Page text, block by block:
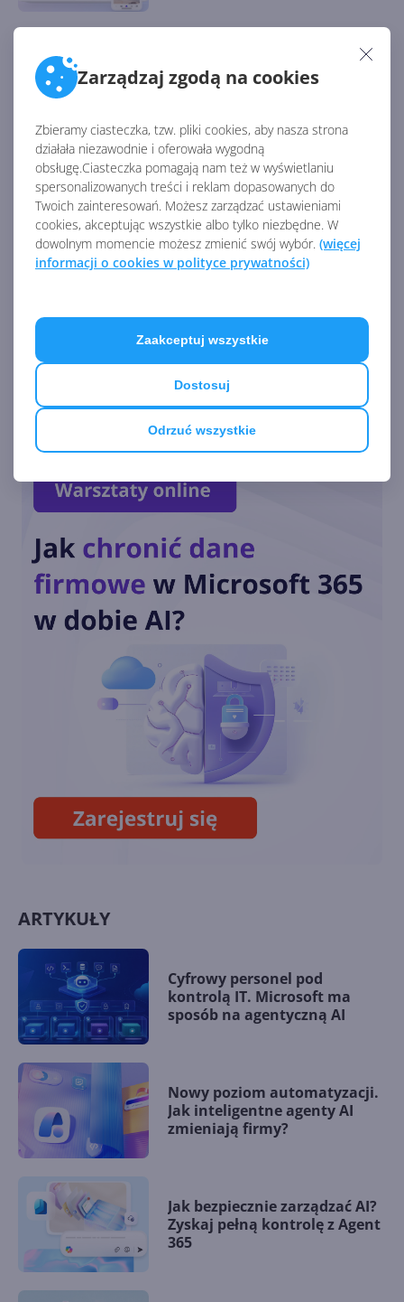
Zarządzaj zgodą na cookies
Zbieramy ciasteczka, tzw. pliki cookies, aby nasza strona
działała niezawodnie i oferowała wygodną
obsługę.Ciasteczka pomagają nam też w wyświetlaniu
spersonalizowanych treści i reklam dopasowanych do
Twoich zainteresowań. Możesz zarządzać ustawieniami
cookies, akceptując wszystkie albo tylko niezbędne. W
dowolnym momencie możesz zmienić swój wybór. (więcej
informacji o cookies w polityce prywatności)
Odrzuć wszystkie
Dostosuj
Zaakceptuj wszystkie
przywraca komentarze na
Microsoft udostępnia
powierzchnię reklamową
klientom Verizon Media
dziennikarstwo
Koniec komentarzy na MSN
Wiadomości. Microsoft szuka
lepszego systemu
platformy iOS i Android
Twitterem
Bing Finanse wkrótce jako
część marki MSN
ARTYKUŁY
Cyfrowy personel pod
kontrolą IT. Microsoft ma
sposób na agentyczną AI
Nowy poziom automatyzacji.
Jak inteligentne agenty AI
zmieniają firmy?
Jak bezpiecznie zarządzać AI?
Zyskaj pełną kontrolę z Agent
365